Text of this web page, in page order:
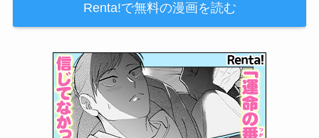
Renta!で無料の漫画を読む